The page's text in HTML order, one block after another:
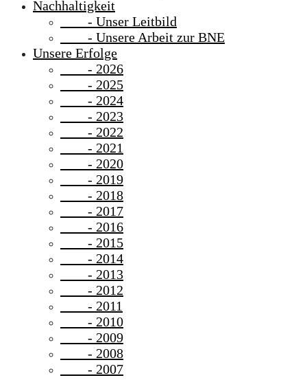
Nachhaltigkeit
- Unser Leitbild
- Unsere Arbeit zur BNE
Unsere Erfolge
- 2026
- 2025
- 2024
- 2023
- 2022
- 2021
- 2020
- 2019
- 2018
- 2017
- 2016
- 2015
- 2014
- 2013
- 2012
- 2011
- 2010
- 2009
- 2008
- 2007